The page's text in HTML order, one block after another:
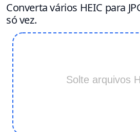
Converta vários HEIC para
só vez.
Solte arquivos